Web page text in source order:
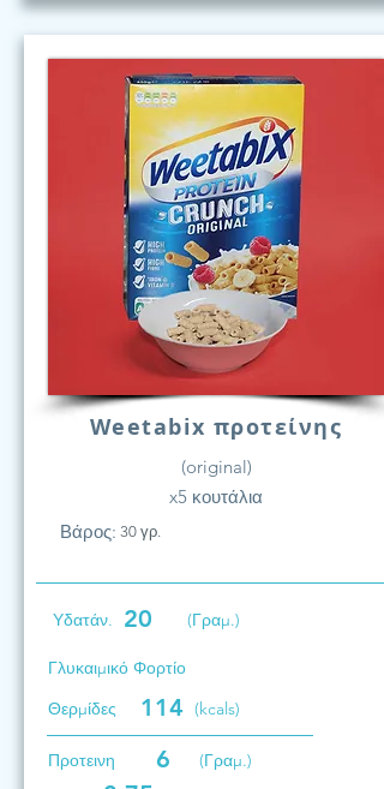
Weetabix προτείνης
(original)
x5 κουτάλια
Βάρος: 30 γρ.
Υδατάν. 20 (Γραμ.)
Γλυκαιμικό Φορτίο
Θερμίδες
114 (kcals)
Προτεινη 6
(Γραμ.)